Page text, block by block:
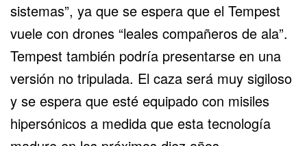
sistemas”, ya que se espera que el Tempest
vuele con drones “leales compañeros de ala”.
Tempest también podría presentarse en una
versión no tripulada. El caza será muy sigiloso
y se espera que esté equipado con misiles
hipersónicos a medida que esta tecnología